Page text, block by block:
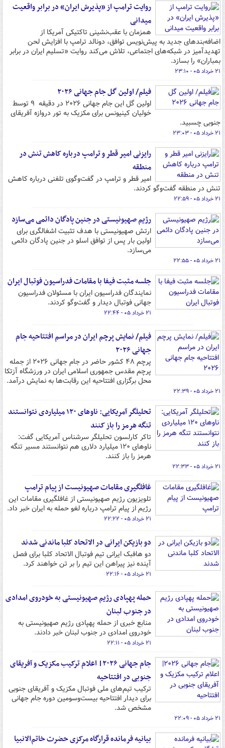
روایت ترامپ از «پذیرش ایران» در برابر واقعیت
میدانی
همزمان با عقب‌نشینی تاکتیکی آمریکا از
اضافه‌بندهای جدید به پیش‌نویس توافق، دونالد ترامپ با افزایش لحن
تهدیدآمیز در شبکه‌های اجتماعی، تلاش می‌کند روایت «تسلیم ایران در برابر
بمباران» را بسازد.
۲۱ خرداد ۰۵ - ۲۳:۱۰
فیلم/ اولین گل جام جهانی ۲۰۲۶
اولین گل این جام جهانی ۲۰۲۶ در دقیقه ۹ توسط
خولیان کینیونس برای مکزیک به تور دروازه آفریقای
جنوبی چسبید.
۲۱ خرداد ۰۵ - ۲۳:۰۳
رایزنی امیر قطر و ترامپ درباره کاهش تنش در
منطقه
امیر قطر و ترامپ در گفت‌وگوی تلفنی درباره کاهش
تنش در منطقه گفت‌وگو کردند.
۲۱ خرداد ۰۵ - ۲۲:۵۹
رژیم صهیونیستی در جنین پادگان دائمی می‌سازد
ارتش صهیونیستی با هدف تثبیت اشغالگری برای
اولین بار پس از توافق اسلو در جنین پادگان دائمی
می‌سازد.
۲۱ خرداد ۰۵ - ۲۲:۵۵
جلسه مثبت فیفا با مقامات فدراسیون فوتبال ایران
نمایندگان فدراسیون ایران با مسئولان فدراسیون
جهانی فوتبال دیدار و گفت‌وگو کردند.
۲۱ خرداد ۰۵ - ۲۲:۴۴
فیلم/ نمایش پرچم ایران در مراسم افتتاحیه جام
جهانی ۲۰۲۶
پرچم ۴۸ کشور حاضر در جام جهانی ۲۰۲۶ از جمله
پرچم مقدس جمهوری اسلامی ایران در ورزشگاه آزتکا
محل برگزاری افتتاحیه این رقابت‌ها به نمایش درآمد.
۲۱ خرداد ۰۵ - ۲۲:۳۹
تحلیلگر آمریکایی: ناوهای ۱۲۰ میلیاردی نتوانستند
تنگه هرمز را باز کنند
تاکر کارلسون تحلیلگر سرشناس آمریکایی گفت:
ناوهای ۱۲۰ میلیارد دلاری هم نتوانستند مسیر تنگه
هرمز را باز کنند.
۲۱ خرداد ۰۵ - ۲۲:۳۳
غافلگیری مقامات صهیونیست از پیام ترامپ
تلویزیون رژیم صهیونیستی از غافلگیری مقامات این
رژیم از پیام ترامپ درباره لغو حمله به ایران خبر داد.
۲۱ خرداد ۰۵ - ۲۲:۲۲
دو بازیکن ایرانی در الاتحاد کلبا ماندنی شدند
دو هافبک ایرانی تیم فوتبال الاتحاد کلبا برای فصل
آینده نیز پیراهن این تیم را بر تن خواهند کرد.
۲۱ خرداد ۰۵ - ۲۲:۱۶
حمله پهپادی رژیم صهیونیستی به خودروی امدادی
در جنوب لبنان
منابع خبری از حمله پهپادی رژیم صهیونیستی به
خودروی امدادی در جنوب لبنان خبر دادند.
۲۱ خرداد ۰۵ - ۲۲:۱۱
جام جهانی ۲۰۲۶| اعلام ترکیب مکزیک و آفریقای
جنوبی در افتتاحیه
ترکیب تیم‌های ملی فوتبال مکزیک و آفریقای جنوبی
برای دیدار افتتاحیه بیست‌وسومین دوره جام جهانی
مشخص شد.
۲۱ خرداد ۰۵ - ۲۲:۰۹
بیانیه فرمانده قرارگاه مرکزی حضرت خاتم‌الانبیا